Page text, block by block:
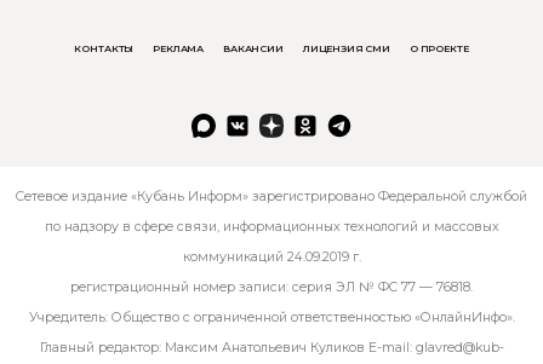
КОНТАКТЫ РЕКЛАМА ВАКАНСИИ ЛИЦЕНЗИЯ СМИ О ПРОЕКТЕ
Сетевое издание «Кубань Информ» зарегистрировано Федеральной службой
по надзору в сфере связи, информационных технологий и массовых
коммуникаций 24.09.2019 г.
регистрационный номер записи: серия ЭЛ № ФС 77 — 76818.
Учредитель: Общество с ограниченной ответственностью «ОнлайнИнфо».
Главный редактор: Максим Анатольевич Куликов E-mail: glavred@kub-